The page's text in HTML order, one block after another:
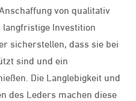
von qualitativ
Investition
sicherstellen, dass sie bei
sind und ein
Die Langlebigkeit und
des Leders machen diese